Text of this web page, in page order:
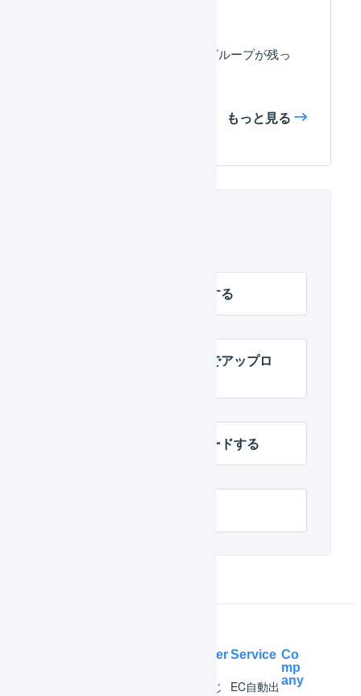
出荷伝票が0件の出荷グループが残っ
もっと見る
出荷伝票を数量で分割する
送り状番号を汎用形式でアップロ
送り状番号をアップロードする
Help Center
はじ
Service
EC自動出
Co
mp
any